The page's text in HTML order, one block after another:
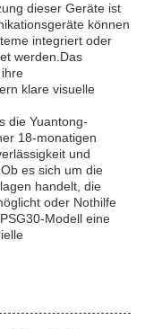
dieser Geräte ist
können
integriert oder
werden.Das
klare visuelle
die Yuantong-
18-monatigen
und
es sich um die
handelt, die
oder Nothilfe
Modell eine